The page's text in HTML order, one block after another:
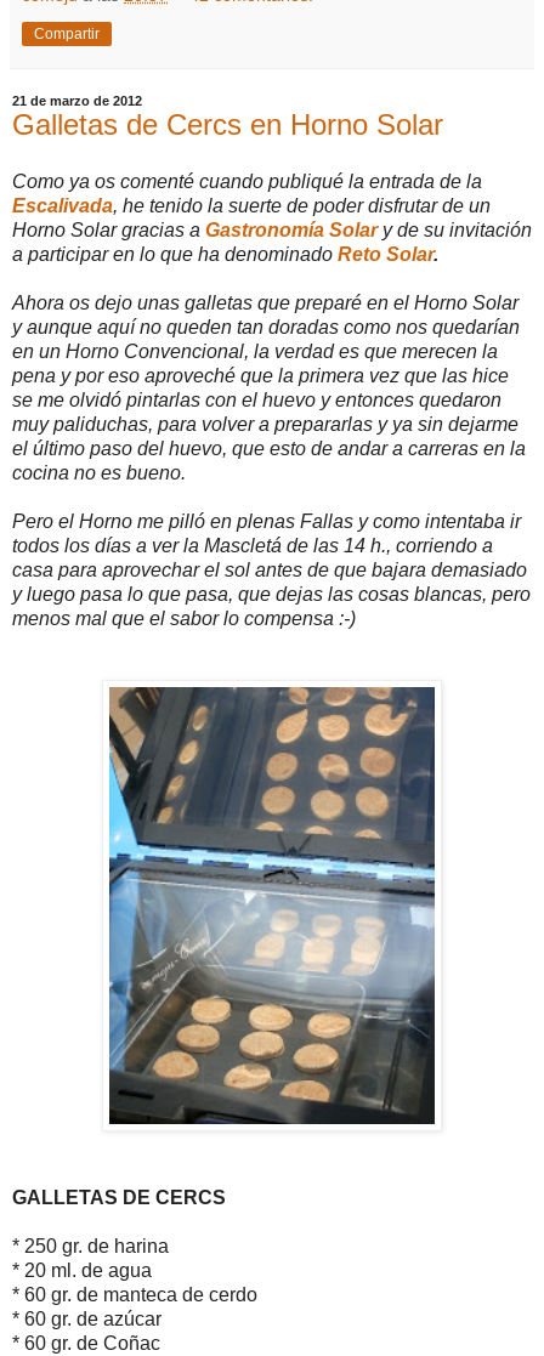
Compartir
21 de marzo de 2012
Galletas de Cercs en Horno Solar
Como ya os comenté cuando publiqué la entrada de la
Escalivada, he tenido la suerte de poder disfrutar de un
Horno Solar gracias a Gastronomía Solary de su invitación
a participar en lo que ha denominado Reto Solar.
Ahora os dejo unas galletas que preparé en el Horno Solar
y aunque aquí no queden tan doradas como nos quedarían
en un Horno Convencional, la verdad es que merecen la
pena y por eso aproveché que la primera vez que las hice
se me olvidó pintarlas con el huevo y entonces quedaron
muy paliduchas, para volver a prepararlas y ya sin dejarme
el último paso del huevo, que esto de andar a carreras en la
cocina no es bueno.
Pero el Horno me pilló en plenas Fallas y como intentaba ir
todos los días a ver la Mascletá de las 14 h., corriendo a
casa para aprovechar el sol antes de que bajara demasiado
y luego pasa lo que pasa, que dejas las cosas blancas, pero
menos mal que el sabor lo compensa :-)
GALLETAS DE CERCS
* 250 gr. de harina
* 20 ml. de agua
* 60 gr. de manteca de cerdo
* 60 gr. de azúcar
* 60 gr. de Coñac